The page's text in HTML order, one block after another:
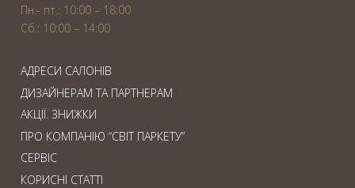
Пн.- пт.: 10:00 – 18:00
Сб.: 10:00 – 14:00
АДРЕСИ САЛОНІВ
ДИЗАЙНЕРАМ ТА ПАРТНЕРАМ
АКЦІЇ. ЗНИЖКИ
ПРО КОМПАНІЮ “СВІТ ПАРКЕТУ”
СЕРВІС
КОРИСНІ СТАТТІ